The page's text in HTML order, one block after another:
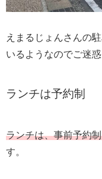
えまるじょんさんの
いるようなのでご迷
ランチは予約制
ランチは、事前予約
す。